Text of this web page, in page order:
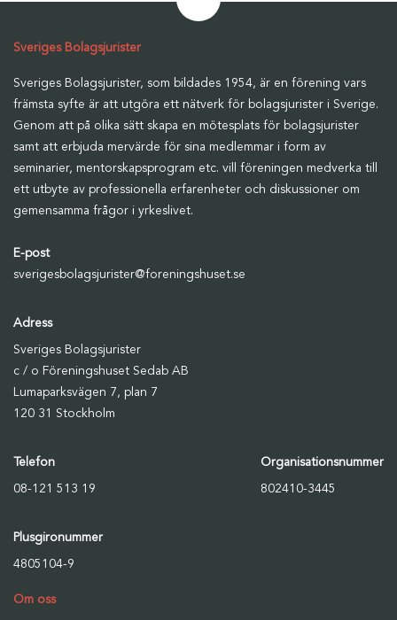
Sveriges Bolagsjurister
Sveriges Bolagsjurister, som bildades 1954, är en förening vars
främsta syfte är att utgöra ett nätverk för bolagsjurister i Sverige.
Genom att på olika sätt skapa en mötesplats för bolagsjurister
samt att erbjuda mervärde för sina medlemmar i form av
seminarier, mentorskapsprogram etc. vill föreningen medverka till
ett utbyte av professionella erfarenheter och diskussioner om
gemensamma frågor i yrkeslivet.
E-post
sverigesbolagsjurister@foreningshuset.se
Adress
Sveriges Bolagsjurister
c / o Föreningshuset Sedab AB
Lumaparksvägen 7, plan 7
120 31 Stockholm
Telefon
08-121 513 19
Organisationsnummer
802410-3445
Plusgironummer
4805104-9
Om oss